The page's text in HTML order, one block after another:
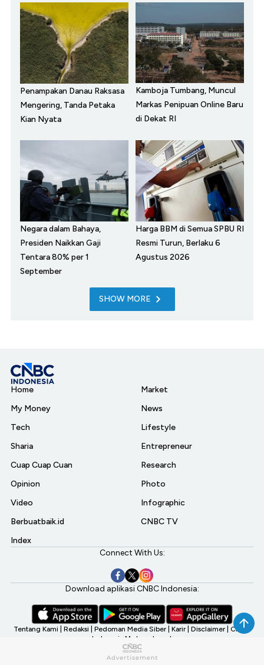
Penampakan Danau Raksasa
Mengering, Tanda Petaka
Kian Nyata
Kamboja Tumbang, Muncul
Markas Penipuan Online Baru
di Dekat RI
Negara dalam Bahaya,
Presiden Naikkan Gaji
Tentara 80% per 1
September
Harga BBM di Semua SPBU RI
Resmi Turun, Berlaku 6
Agustus 2026
SHOW MORE
Home
My Money
Tech
Sharia
Cuap Cuap Cuan
Opinion
Video
Berbuatbaik.id
Index
Market
News
Lifestyle
Entrepreneur
Research
Photo
Infographic
CNBC TV
Connect With Us:
Download aplikasi CNBC Indonesia:
Tentang Kami Redaksi Pedoman Media Siber Karir Disclaimer CNBC
Indonesia My Investment
©2026 CNBC Indonesia, A Transmedia Company